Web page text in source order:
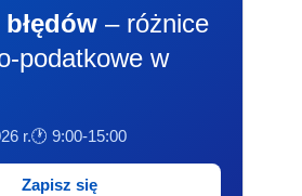
– różnice
podatkowe w
r.🕐 9:00-15:00
Zapisz się